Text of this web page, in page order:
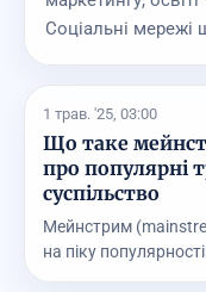
Соціальні
1 трав. '25, 03:00
Що таке
про популярні
суспільство
Мейнстрим
на піку